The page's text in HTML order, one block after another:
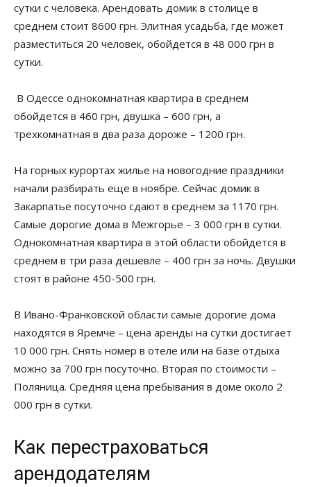
сутки с человека. Арендовать домик в столице в
среднем стоит 8600 грн. Элитная усадьба, где может
разместиться 20 человек, обойдется в 48 000 грн в
сутки.
В Одессе однокомнатная квартира в среднем
обойдется в 460 грн, двушка – 600 грн, а
трехкомнатная в два раза дороже – 1200 грн.
На горных курортах жилье на новогодние праздники
начали разбирать еще в ноябре. Сейчас домик в
Закарпатье посуточно сдают в среднем за 1170 грн.
Самые дорогие дома в Межгорье – 3 000 грн в сутки.
Однокомнатная квартира в этой области обойдется в
среднем в три раза дешевле – 400 грн за ночь. Двушки
стоят в районе 450-500 грн.
В Ивано-Франковской области самые дорогие дома
находятся в Яремче – цена аренды на сутки достигает
10 000 грн. Снять номер в отеле или на базе отдыха
можно за 700 грн посуточно. Вторая по стоимости –
Поляница. Средняя цена пребывания в доме около 2
000 грн в сутки.
Как перестраховаться
арендодателям